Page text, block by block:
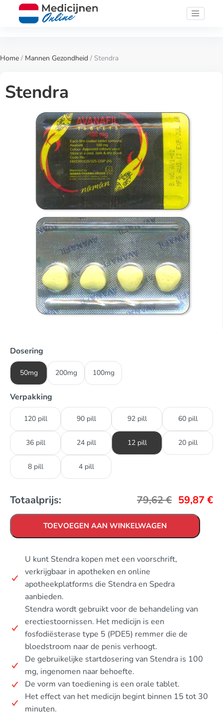
Home / Mannen Gezondheid / Stendra
Stendra
Dosering
50mg 200mg 100mg
Verpakking
120 pill 90 pill 92 pill 60 pill
36 pill 24 pill 12 pill 20 pill
8 pill 4 pill
Totaalprijs: 79,62€ 59,87 €
TOEVOEGEN AAN WINKELWAGEN
U kunt Stendra kopen met een voorschrift,
verkrijgbaar in apotheken en online
apotheekplatforms die Stendra en Spedra
aanbieden.
Stendra wordt gebruikt voor de behandeling van
erectiestoornissen. Het medicijn is een
fosfodiësterase type 5 (PDE5) remmer die de
bloedstroom naar de penis verhoogt.
De gebruikelijke startdosering van Stendra is 100
mg, ingenomen naar behoefte.
De vorm van toediening is een orale tablet.
Het effect van het medicijn begint binnen 15 tot 30
minuten.